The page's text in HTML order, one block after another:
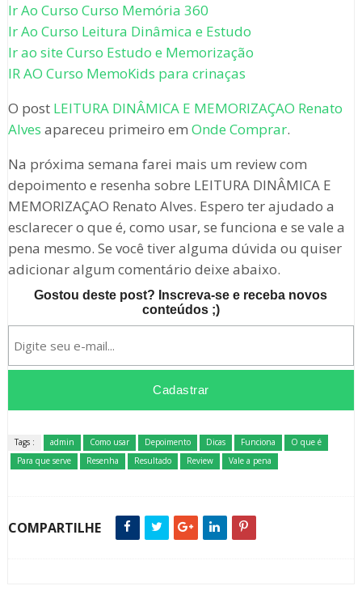
Ir Ao Curso Curso Memória 360
Ir Ao Curso Leitura Dinâmica e Estudo
Ir ao site Curso Estudo e Memorização
IR AO Curso MemoKids para crinaças
O post LEITURA DINÂMICA E MEMORIZAÇAO Renato
Alves apareceu primeiro em Onde Comprar.
Na próxima semana farei mais um review com
depoimento e resenha sobre LEITURA DINÂMICA E
MEMORIZAÇAO Renato Alves. Espero ter ajudado a
esclarecer o que é, como usar, se funciona e se vale a
pena mesmo. Se você tiver alguma dúvida ou quiser
adicionar algum comentário deixe abaixo.
Gostou deste post? Inscreva-se e receba novos
conteúdos ;)
Tags : admin Como usar Depoimento Dicas Funciona
O que é
Para que serve
Resenha Resultado Review Vale a pena
COMPARTILHE